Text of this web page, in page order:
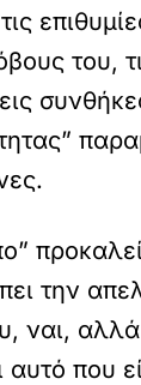
του,
την
ναι, αλλά
αυτό που